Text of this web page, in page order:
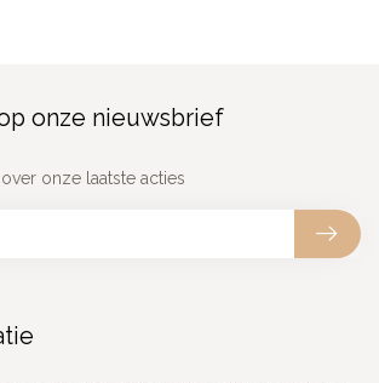
onze nieuwsbrief
onze laatste acties